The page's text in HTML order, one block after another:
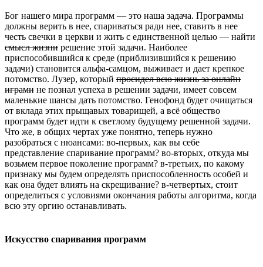
Бог нашего мира программ — это наша задача. Программы
должны верить в нее, спариваться ради нее, ставить в нее
честь свечки в церкви и жить с единственной целью — найти
смысл жизни решение этой задачи. Наиболее
приспособившийся к среде (приблизившийся к решению
задачи) становится альфа-самцом, выживает и дает крепкое
потомство. Лузер, который просидел всю жизнь за онлайн
играми не познал успеха в решении задачи, имеет совсем
маленькие шансы дать потомство. Генофонд будет очищаться
от вклада этих прыщавых товарищей, а всё общество
программ будет идти к светлому будущему решенной задачи.
Что же, в общих чертах уже понятно, теперь нужно
разобраться с нюансами: во-первых, как вы себе
представление спаривание программ? во-вторых, откуда мы
возьмем первое поколение программ? в-третьих, по какому
признаку мы будем определять приспособленность особей и
как она будет влиять на скрещивание? в-четвертых, стоит
определиться с условиями окончания работы алгоритма, когда
всю эту оргию останавливать.
Искусство спаривания программ